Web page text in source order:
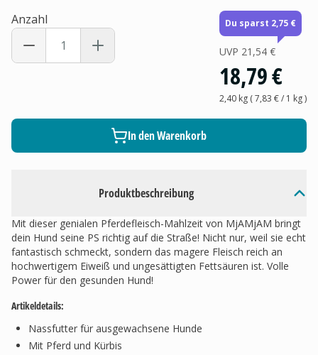
Produktbeschreibung
Mit dieser genialen Pferdefleisch-Mahlzeit von MjAMjAM bringt
dein Hund seine PS richtig auf die Straße! Nicht nur, weil sie echt
fantastisch schmeckt, sondern das magere Fleisch reich an
hochwertigem Eiweiß und ungesättigten Fettsäuren ist. Volle
Power für den gesunden Hund!
Artikeldetails:
Nassfutter für ausgewachsene Hunde
Mit Pferd und Kürbis
Anzahl Du sparst 2,75 €
UVP 21,54 €
18,79 €
2,40 kg(7,83 €/ 1 kg)
In den Warenkorb